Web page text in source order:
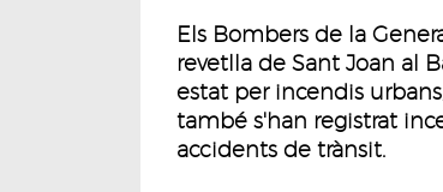
Els Bombers de la
revetlla de Sant Joan al
estat per incendis
també s'han registrat
accidents de trànsit.​